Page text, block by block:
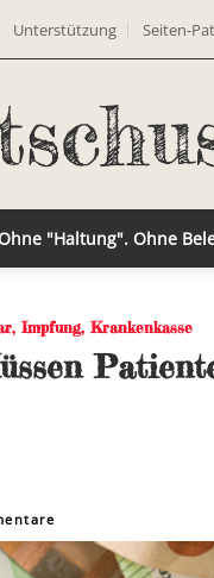
Unterstützung Seiten-
"Haltung". Ohne
,Impfung, Krankenkasse